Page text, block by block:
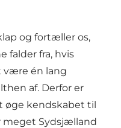
og fortæller os,
falder fra, hvis
én lang
af. Derfor er
øge kendskabet til
meget Sydsjælland